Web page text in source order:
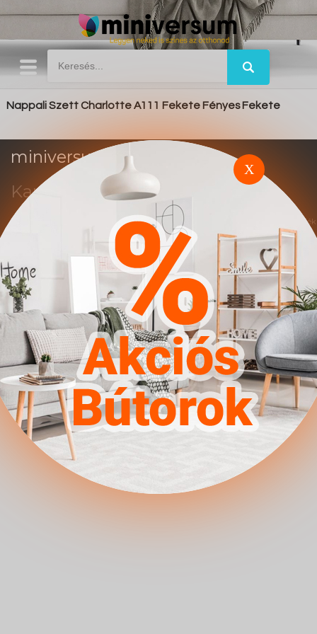
Nappali Szett Charlotte A111 Fekete Fényes Fekete
miniversum.hu
Kapcsolat
Impresszum Trend
Ez a weboldal affiliate marketing rendszerben működik. A vásárlások után jutalék
X